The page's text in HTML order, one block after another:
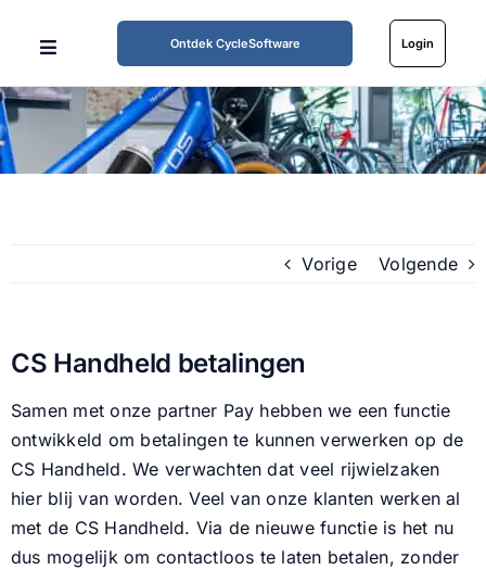
Ontdek CycleSoftware Login
Toggle
Home
Mogelijkheden
Partners
Nieuws
Vorige Volgende
CS Handheld betalingen
Samen met onze partner Pay hebben we een functie
ontwikkeld om betalingen te kunnen verwerken op de
CS Handheld. We verwachten dat veel rijwielzaken
hier blij van worden. Veel van onze klanten werken al
met de CS Handheld. Via de nieuwe functie is het nu
dus mogelijk om contactloos te laten betalen, zonder